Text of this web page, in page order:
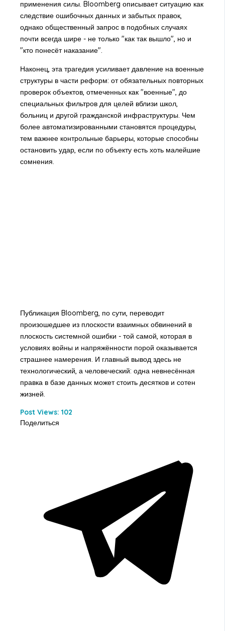
применения силы. Bloomberg описывает ситуацию как
следствие ошибочных данных и забытых правок,
однако общественный запрос в подобных случаях
почти всегда шире - не только "как так вышло", но и
"кто понесёт наказание".
Наконец, эта трагедия усиливает давление на военные
структуры в части реформ: от обязательных повторных
проверок объектов, отмеченных как "военные", до
специальных фильтров для целей вблизи школ,
больниц и другой гражданской инфраструктуры. Чем
более автоматизированными становятся процедуры,
тем важнее контрольные барьеры, которые способны
остановить удар, если по объекту есть хоть малейшие
сомнения.
Публикация Bloomberg, по сути, переводит
произошедшее из плоскости взаимных обвинений в
плоскость системной ошибки - той самой, которая в
условиях войны и напряжённости порой оказывается
страшнее намерения. И главный вывод здесь не
технологический, а человеческий: одна невнесённая
правка в базе данных может стоить десятков и сотен
жизней.
Post Views: 102
Поделиться